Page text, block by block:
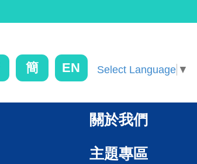
簡 EN Select Language ▼
關於我們
主題專區